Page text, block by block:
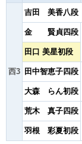
西3
吉田 美香八段
金 賢貞四段
田口 美星初段
田中智恵子四段
大森 らん初段
荒木 真子四段
羽根 彩夏初段